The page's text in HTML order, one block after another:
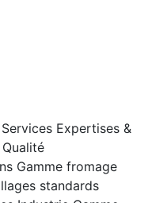
Expertises &
Gamme fromage
standards